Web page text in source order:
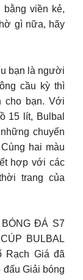
viền kẻ,
gì nữa, hãy
bạn là người
cầu kỳ thì
cho bạn. Với
15 lít, Bulbal
chuyến
hai màu
hợp với các
trang của
ĐÁ S7
BULBAL
Rạch Giá đã
đấu Giải bóng